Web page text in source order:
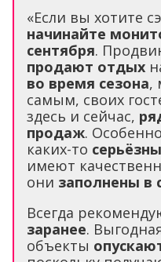
«Если вы хотите
начинайте
сентября.
продают отдых
во время сезона,
самым, своих
здесь и сейчас,
продаж.
каких-то
имеют
они заполнены в
Всегда
заранее.
объекты